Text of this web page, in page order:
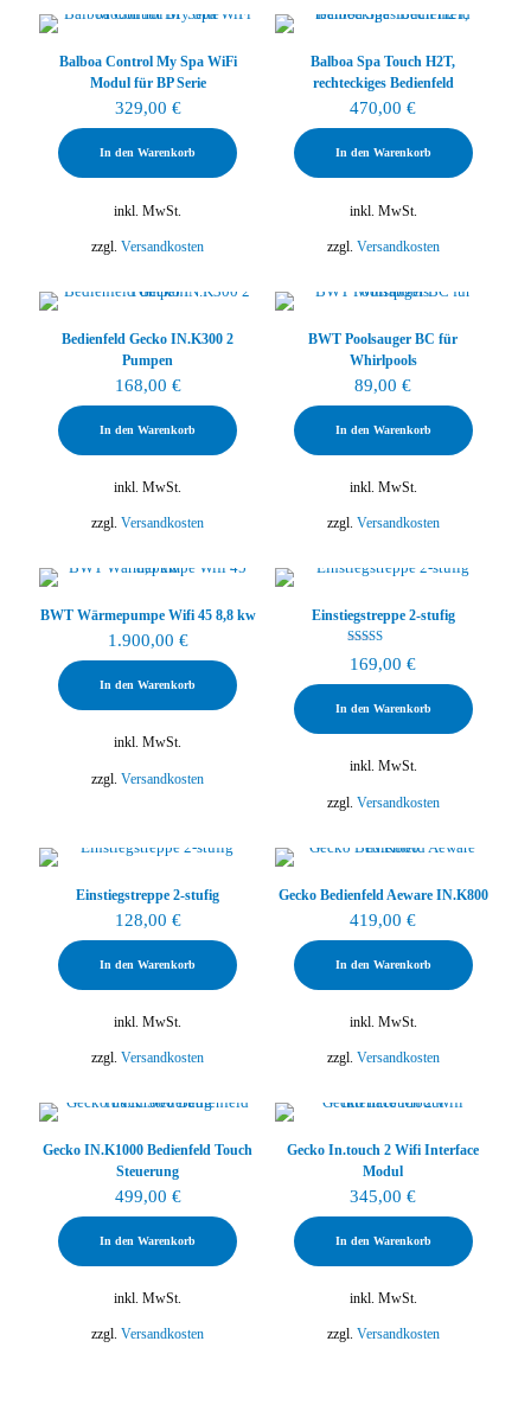
Balboa Control My Spa WiFi
Modul für BP Serie
329,00 €
In den Warenkorb
inkl. MwSt.
zzgl.Versandkosten
Balboa Spa Touch H2T,
rechteckiges Bedienfeld
470,00€
In den Warenkorb
inkl. MwSt.
zzgl. Versandkosten
Bedienfeld Gecko IN.K300 2
Pumpen
168,00 €
In den Warenkorb
inkl. MwSt.
zzgl. Versandkosten
BWT Poolsauger BC für
Whirlpools
89,00€
In den Warenkorb
inkl. MwSt.
zzgl. Versandkosten
BWT Wärmepumpe Wifi 45 8,8 kw
1.900,00 €
In den Warenkorb
inkl. MwSt.
zzgl.Versandkosten
Einstiegstreppe 2-stufig
Bewertet mit
5.00
von 5
169,00€
In den Warenkorb
inkl. MwSt.
zzgl. Versandkosten
Einstiegstreppe 2-stufig
128,00 €
In den Warenkorb
inkl. MwSt.
zzgl.Versandkosten
Gecko Bedienfeld Aeware IN.K800
419,00€
In den Warenkorb
inkl. MwSt.
zzgl. Versandkosten
Gecko IN.K1000 Bedienfeld Touch
Steuerung
499,00 €
In den Warenkorb
inkl. MwSt.
zzgl. Versandkosten
Gecko In.touch 2 Wifi Interface
Modul
345,00€
In den Warenkorb
inkl. MwSt.
zzgl. Versandkosten